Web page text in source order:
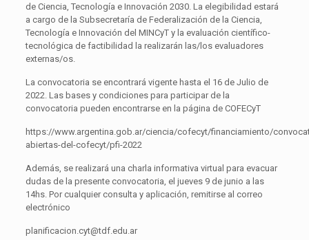
de Ciencia, Tecnología e Innovación 2030. La elegibilidad estará
a cargo de la Subsecretaría de Federalización de la Ciencia,
Tecnología e Innovación del MINCyT y la evaluación científico-
tecnológica de factibilidad la realizarán las/los evaluadores
externas/os.
La convocatoria se encontrará vigente hasta el 16 de Julio de
2022. Las bases y condiciones para participar de la
convocatoria pueden encontrarse en la página de COFECyT
https://www.argentina.gob.ar/ciencia/cofecyt/financiamiento/
abiertas-del-cofecyt/pfi-2022
Además, se realizará una charla informativa virtual para evacuar
dudas de la presente convocatoria, el jueves 9 de junio a las
14hs. Por cualquier consulta y aplicación, remitirse al correo
electrónico
planificacion.cyt@tdf.edu.ar